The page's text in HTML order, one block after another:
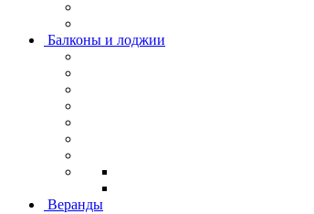
Балконы и лоджии
Веранды